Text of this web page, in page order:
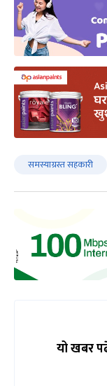
समस्याग्रस्त सहकारी
यो खबर